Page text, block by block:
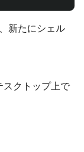
新たにシェル
スクトップ上で